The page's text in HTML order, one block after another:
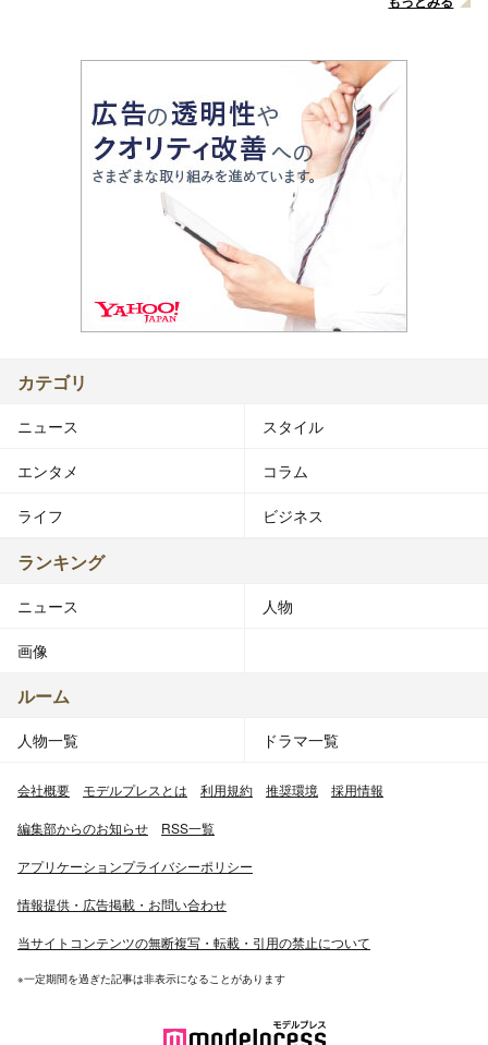
カテゴリ
ニュース スタイル
エンタメ コラム
ライフ ビジネス
ランキング
ニュース 人物
画像
ルーム
人物一覧 ドラマ一覧
会社概要 モデルプレスとは 利用規約 推奨環境 採用情報
編集部からのお知らせ RSS一覧
アプリケーションプライバシーポリシー
情報提供・広告掲載・お問い合わせ
当サイトコンテンツの無断複写・転載・引用の禁止について
※一定期間を過ぎた記事は非表示になることがあります